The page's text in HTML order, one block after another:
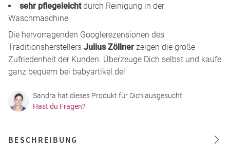
sehr pflegeleichtdurch Reinigung in der
Waschmaschine
Die hervorragenden Googlerezensionen des
Traditionsherstellers Julius Zöllner zeigen die große
Zufriedenheit der Kunden. Überzeuge Dich selbst und kaufe
ganz bequem bei babyartikel.de!
Sandra hat dieses Produkt für Dich ausgesucht.
Hast du Fragen?
BESCHREIBUNG